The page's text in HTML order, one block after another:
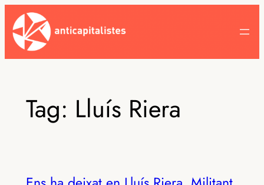
Skip
to
content
Tag: Lluís Riera